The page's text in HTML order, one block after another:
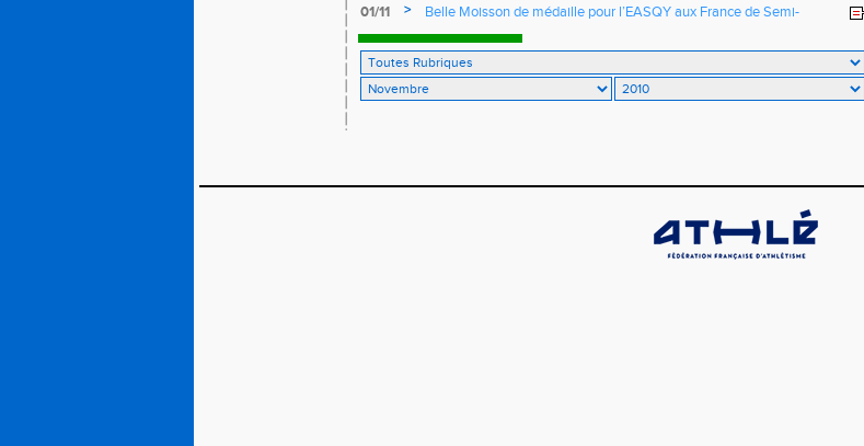
01/11
>
Belle Moisson de médaille pour l’EASQY aux France de Semi-